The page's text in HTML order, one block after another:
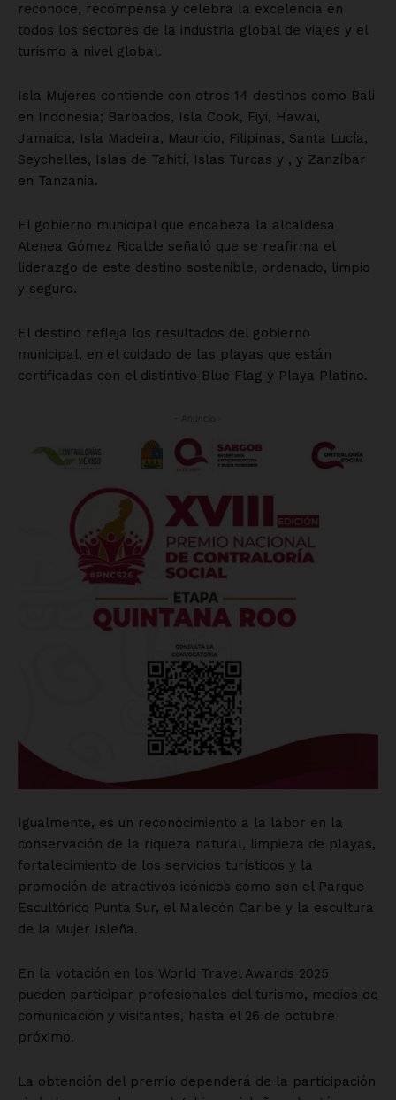
reconoce, recompensa y celebra la excelencia en
todos los sectores de la industria global de viajes y el
turismo a nivel global.
Isla Mujeres contiende con otros 14 destinos como Bali
en Indonesia; Barbados, Isla Cook, Fiyi, Hawai,
Jamaica, Isla Madeira, Mauricio, Filipinas, Santa Lucía,
Seychelles, Islas de Tahití, Islas Turcas y , y Zanzíbar
en Tanzania.
El gobierno municipal que encabeza la alcaldesa
Atenea Gómez Ricalde señaló que se reafirma el
liderazgo de este destino sostenible, ordenado, limpio
y seguro.
El destino refleja los resultados del gobierno
municipal, en el cuidado de las playas que están
certificadas con el distintivo Blue Flag y Playa Platino.
Igualmente, es un reconocimiento a la labor en la
conservación de la riqueza natural, limpieza de playas,
fortalecimiento de los servicios turísticos y la
promoción de atractivos icónicos como son el Parque
Escultórico Punta Sur, el Malecón Caribe y la escultura
de la Mujer Isleña.
En la votación en los World Travel Awards 2025
pueden participar profesionales del turismo, medios de
comunicación y visitantes, hasta el 26 de octubre
próximo.
La obtención del premio dependerá de la participación